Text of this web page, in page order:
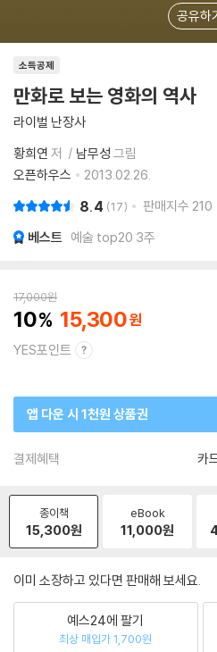
공유하
소득공제
만화로 보는 영화의 역사
라이벌 난장사
황희연 저 남무성 그림
오픈하우스
2013.02.26.
8.4 17 판매지수 210
베스트 예술 top20 3주
17,000원
10 15,300
YES포인트
앱 다운 시 1천원 상품권
결제혜택 카
종이책
15,300원
eBook
11,000원
이미 소장하고 있다면 판매해 보세요.
예스24에 팔기
최상 매입가 1,700원